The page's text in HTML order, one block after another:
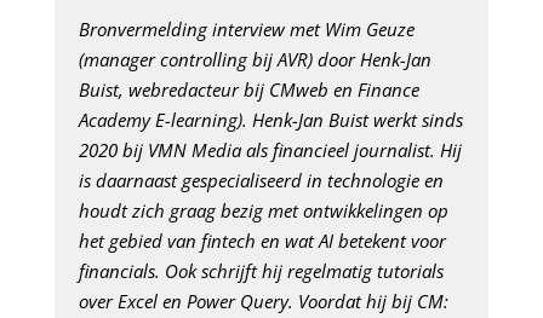
Bronvermelding interview met Wim Geuze
(manager controlling bij AVR) door Henk-Jan
Buist, webredacteur bij CMweb en Finance
Academy E-learning). Henk-Jan Buist werkt sinds
2020 bij VMN Media als financieel journalist. Hij
is daarnaast gespecialiseerd in technologie en
houdt zich graag bezig met ontwikkelingen op
het gebied van fintech en wat AI betekent voor
financials. Ook schrijft hij regelmatig tutorials
over Excel en Power Query. Voordat hij bij CM: